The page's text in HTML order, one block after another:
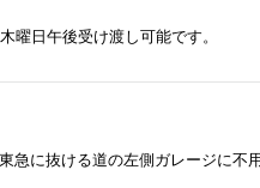
曜日午後受け渡し可能です。